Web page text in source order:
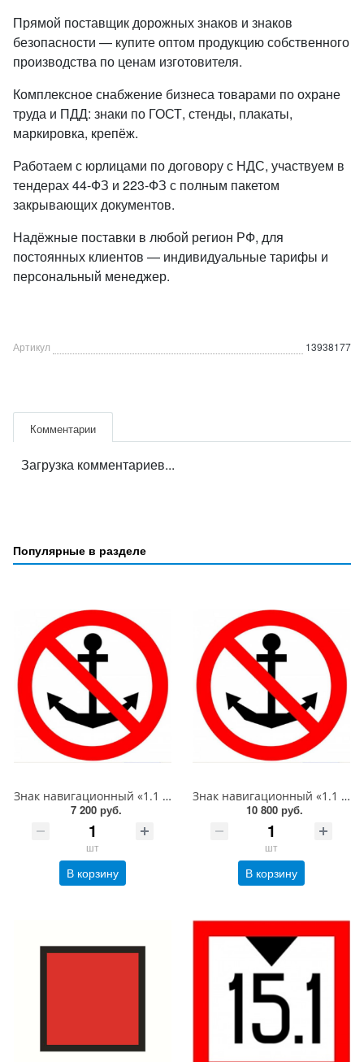
Прямой поставщик дорожных знаков и знаков
безопасности — купите оптом продукцию собственного
производства по ценам изготовителя.
Комплексное снабжение бизнеса товарами по охране
труда и ПДД: знаки по ГОСТ, стенды, плакаты,
маркировка, крепёж.
Работаем с юрлицами по договору с НДС, участвуем в
тендерах 44-ФЗ и 223-ФЗ с полным пакетом
закрывающих документов.
Надёжные поставки в любой регион РФ, для
постоянных клиентов — индивидуальные тарифы и
персональный менеджер.
Артикул 13938177
Комментарии
Загрузка комментариев...
Популярные в разделе
Знак навигационный «1.1 Якоря не бросать!» D-1000 световозвращающий, металл 0.8 мм
7 200 руб.
шт
В корзину
Знак навигационный «1.1 Якоря не бросать!» D-1500 световозвращающий, металл 0.8 мм
10 800 руб.
шт
В корзину